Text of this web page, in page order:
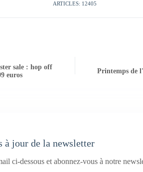
ARTICLES: 12405
sale : hop off
euros
Printemps de
à jour de la newsletter
ci-dessous et abonnez-vous à notre